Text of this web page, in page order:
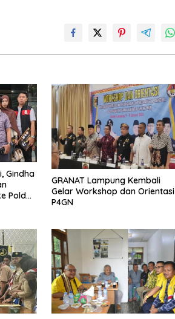
Gindha
Polda
GRANAT Lampung Kembali
Gelar Workshop dan Orientasi
P4GN